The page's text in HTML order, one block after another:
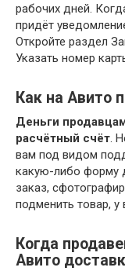
рабочих дней.
придёт
Откройте раздел
Указать номер
Как на Авито
Деньги
расчётный счёт.
вам под видом
какую-либо форму
заказ,
подменить товар, у
Когда
Авито